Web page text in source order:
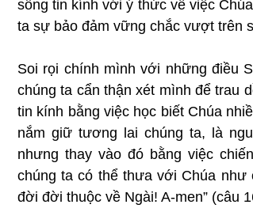
sống tin kính với ý thức về việc
ta sự bảo đảm vững chắc vượt trên
Soi rọi chính mình với những điều
chúng ta cẩn thận xét mình để trau
tin kính bằng việc học biết Chúa
nắm giữ tương lai chúng ta, là
nhưng thay vào đó bằng việc
chúng ta có thể thưa với Chúa như
đời đời thuộc về Ngài! A-men” (câu